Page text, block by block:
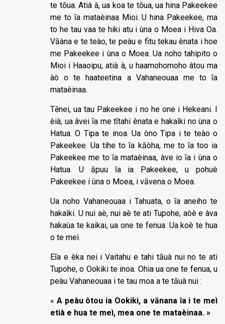
te tōua. Atià à, ua koa te tōua, ua hina Pakeekee
me to īa mataèinaa Mioi. U hina Pakeekee, ma
to he tau vaa te hiki atu i ùna o Moea i Hiva Oa.
Vāàna e te teào, te peàu e fitu tekau ènata i hoe
me Pakeekee i ùna o Moea. Ua noho tahipito o
Mioi i Haaoipu, atià à, u haamohomoho âtou ma
àò o te haateetina a Vahaneouaa me to īa
mataèinaa.
Tēnei, ua tau Pakeekee i no he one i Hekeani. I
èià, ua âvei īa me tītahi ènata e hakaìki no ùna o
Hatua. O Tipa te inoa. Ua òno Tipa i te teào o
Pakeekee. Ua tihe to īa kāòha, me to īa too ia
Pakeekee me to īa mataèinaa, àve io īa i ùna o
Hatua. U āpuu īa ia Pakeekee, u pohuè
Pakeekee i ùna o Moea, i vāvena o Moea.
Ua noho Vahaneouaa i Tahuata, o īa aneiho te
hakaìki. U nui aè, nui aè te ati Tupohe, aòè e àva
hakaùa te kaikai, ua one te fenua. Ua koè te hua
o te meì.
Eīa e èka nei i Vaitahu e tahi tāuà nui no te ati
Tupohe, o Ookiki te inoa. Ohia ua one te fenua, u
peàu Vahaneouaa i te tau moa a te tāuà nui :
« A peàu ôtou ia Ookiki, a vānana īa i te meì
etià e hua te meì, mea one te mataèinaa. »